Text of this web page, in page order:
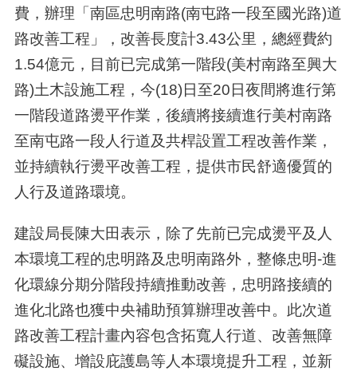
費，辦理「南區忠明南路(南屯路一段至國光路)道
路改善工程」，改善長度計3.43公里，總經費約
1.54億元，目前已完成第一階段(美村南路至興大
路)土木設施工程，今(18)日至20日夜間將進行第
一階段道路燙平作業，後續將接續進行美村南路
至南屯路一段人行道及共桿設置工程改善作業，
並持續執行燙平改善工程，提供市民舒適優質的
人行及道路環境。
建設局長陳大田表示，除了先前已完成燙平及人
本環境工程的忠明路及忠明南路外，整條忠明-進
化環線分期分階段持續推動改善，忠明路接續的
進化北路也獲中央補助預算辦理改善中。此次道
路改善工程計畫內容包含拓寬人行道、改善無障
礙設施、增設庇護島等人本環境提升工程，並新